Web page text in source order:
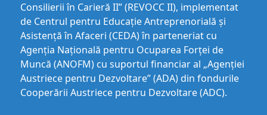
Consilierii în Carieră II” (REVOCC II), implementat
de Centrul pentru Educaţie Antreprenorială şi
Asistenţă în Afaceri (CEDA) în parteneriat cu
Agenția Națională pentru Ocuparea Forței de
Muncă (ANOFM) cu suportul financiar al „Agenției
Austriece pentru Dezvoltare” (ADA) din fondurile
Cooperării Austriece pentru Dezvoltare (ADC).